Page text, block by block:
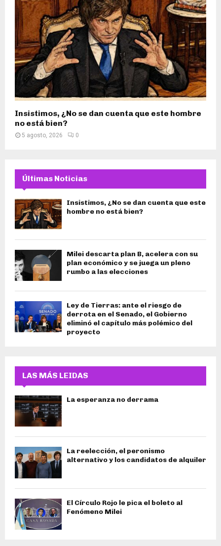
Insistimos, ¿No se dan cuenta que este hombre
no está bien?
5 agosto, 2026 0
Últimas Noticias
Insistimos, ¿No se dan cuenta que este
hombre no está bien?
Milei descarta plan B, acelera con su
plan económico y se juega un pleno
rumbo a las elecciones
Ley de Tierras: ante el riesgo de
derrota en el Senado, el Gobierno
eliminó el capítulo más polémico del
proyecto
LAS MÁS LEIDAS
La esperanza no derrama
La reelección, el peronismo
alternativo y los candidatos de alquiler
El Círculo Rojo le pica el boleto al
Fenómeno Milei